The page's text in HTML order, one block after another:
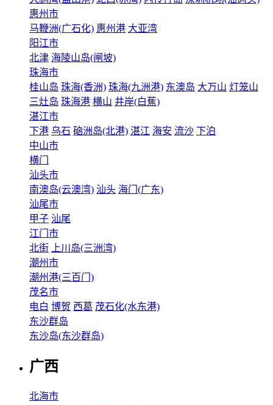
惠州市
马鞭洲(广石化) 惠州港 大亚湾
阳江市
北津 海陵山岛(闸坡)
珠海市
桂山岛 珠海(香洲) 珠海(九洲港) 东澳岛 大万山 灯笼山
三灶岛 珠海港 横山 井岸(白蕉)
湛江市
下港 乌石 硇洲岛(北港) 湛江 海安 流沙 下泊
中山市
横门
汕头市
南澳岛(云澳湾) 汕头 海门(广东)
汕尾市
甲子 汕尾
江门市
北街
上川岛(三洲湾)
潮州市
潮州港(三百门)
茂名市
电白 博贺 西葛 茂石化(水东港)
东沙群岛
东沙岛(东沙群岛)
广西
北海市